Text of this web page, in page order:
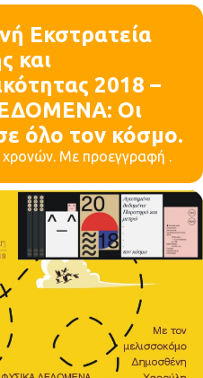
Εκστρατεία
και
2018 –
Οι
όλο τον κόσμο.
χρονών. Με προεγγραφή .